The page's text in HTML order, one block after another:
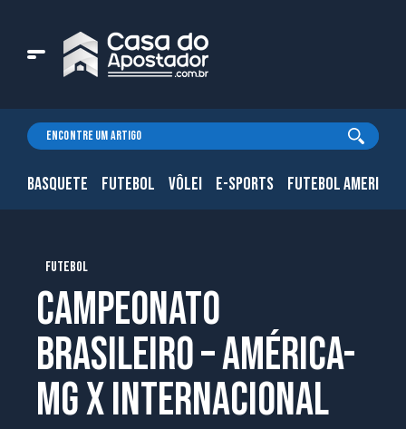
BASQUETE FUTEBOL VÔLEI E-SPORTS FUTEBOL
FUTEBOL
CAMPEONATO
BRASILEIRO – AMÉRICA-
MG x INTERNACIONAL